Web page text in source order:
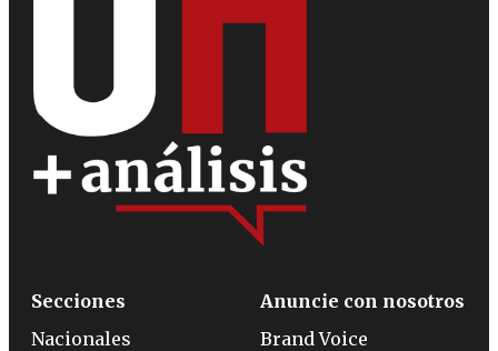
Secciones
Nacionales
Anuncie con nosotros
Brand Voice